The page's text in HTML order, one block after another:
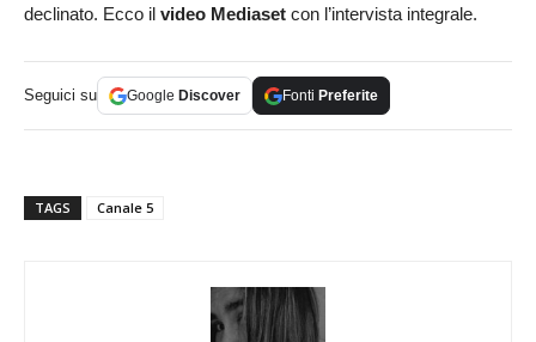
declinato. Ecco il video Mediaset con l’intervista integrale.
Seguici su Google Discover Fonti Preferite
TAGS Canale 5